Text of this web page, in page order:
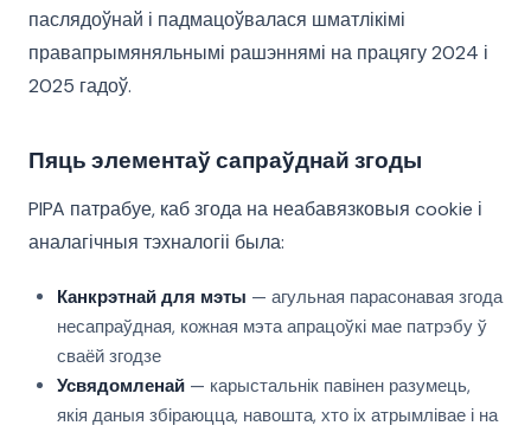
паслядоўнай і падмацоўвалася шматлікімі
правапрымяняльнымі рашэннямі на працягу 2024 і
2025 гадоў.
Пяць элементаў сапраўднай згоды
PIPA патрабуе, каб згода на неабавязковыя cookie і
аналагічныя тэхналогіі была:
Канкрэтнай для мэты — агульная парасонавая згода
несапраўдная, кожная мэта апрацоўкі мае патрэбу ў
сваёй згодзе
Усвядомленай — карыстальнік павінен разумець,
якія даныя збіраюцца, навошта, хто іх атрымлівае і на